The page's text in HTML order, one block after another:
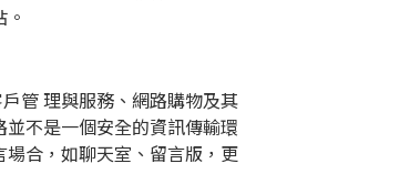
管理與服務、網路購物及其
不是一個安全的資訊傳輸環
合，如聊天室、留言版，更